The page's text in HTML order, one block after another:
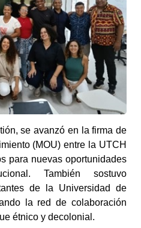
se avanzó en la firma de
(MOU) entre la UTCH
para nuevas oportunidades
También sostuvo
de la Universidad de
la red de colaboración
étnico y decolonial.